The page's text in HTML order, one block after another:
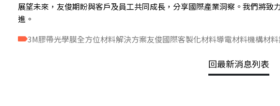
展望未來，友俊期盼與客戶及員工共同成長，分享國際產業洞察。我們將致
進。
3M膠帶光學膜全方位材料解決方案友俊國際客製化材料導電材料機構材料
回最新消息列表